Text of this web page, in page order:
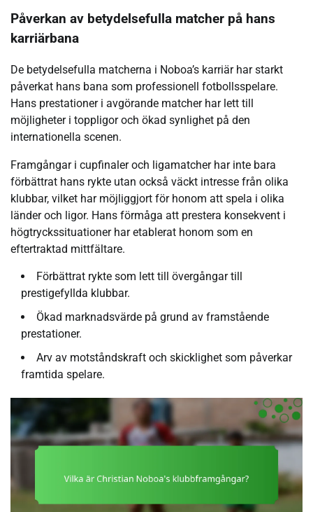
Påverkan av betydelsefulla matcher på hans
karriärbana
De betydelsefulla matcherna i Noboa’s karriär har starkt
påverkat hans bana som professionell fotbollsspelare.
Hans prestationer i avgörande matcher har lett till
möjligheter i toppligor och ökad synlighet på den
internationella scenen.
Framgångar i cupfinaler och ligamatcher har inte bara
förbättrat hans rykte utan också väckt intresse från olika
klubbar, vilket har möjliggjort för honom att spela i olika
länder och ligor. Hans förmåga att prestera konsekvent i
högtryckssituationer har etablerat honom som en
eftertraktad mittfältare.
Förbättrat rykte som lett till övergångar till
prestigefyllda klubbar.
Ökad marknadsvärde på grund av framstående
prestationer.
Arv av motståndskraft och skicklighet som påverkar
framtida spelare.